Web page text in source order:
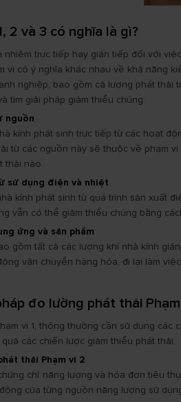
2 và 3 có nghĩa là gì?
trực tiếp hay gián tiếp đối với
vi có ý nghĩa khác nhau về khả
nghiệp, bao gồm cả lượng phát
tìm giải pháp giảm thiểu chúng.
nguồn
kính phát sinh trực tiếp từ các hoạt
từ các nguồn này sẽ thuộc về phạm
thải nào.
sử dụng điện và nhiệt
kính phát sinh từ quá trình sản xuất
vẫn có thể giảm thiểu chúng bằng
ứng và sản phẩm
gồm tất cả các lượng khí nhà kính
vận chuyển hàng hóa, đi lại làm
đo lường phát thải Phạm
vi 1, thông thường cần sử dụng
các chiến lược giảm thiểu phát thải.
thải Phạm vi 2
chỉ năng lượng và hóa đơn tiêu
của từng nguồn năng lượng sử